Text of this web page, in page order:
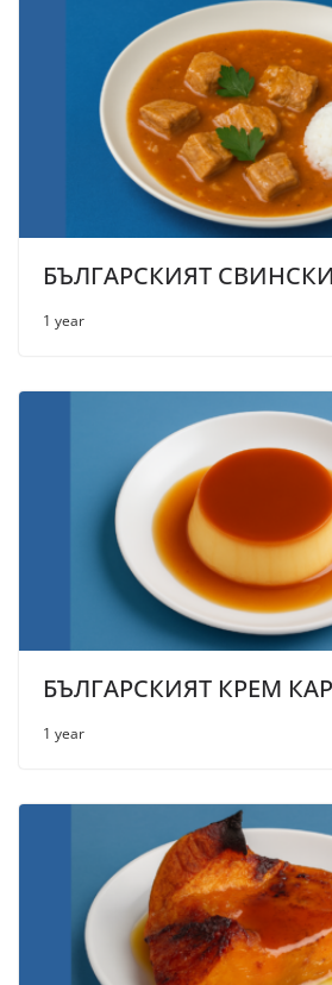
БЪЛГАРСКИЯТ
1 year
БЪЛГАРСКИЯТ КРЕМ
1 year